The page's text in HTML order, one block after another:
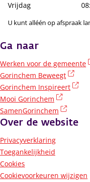
Vrijdag
U kunt alléén op afspraak
Ga naar
Werken voor de gemeente
Gorinchem Beweegt
Gorinchem Inspireert
Mooi Gorinchem
SamenGorinchem
Over de website
Privacyverklaring
Toegankelijkheid
Cookies
Cookievoorkeuren wijzigen